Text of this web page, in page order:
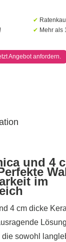
✔
✔ Mehr als
Angebot anfordern.
und 4
im
4 cm dicke
sowohl